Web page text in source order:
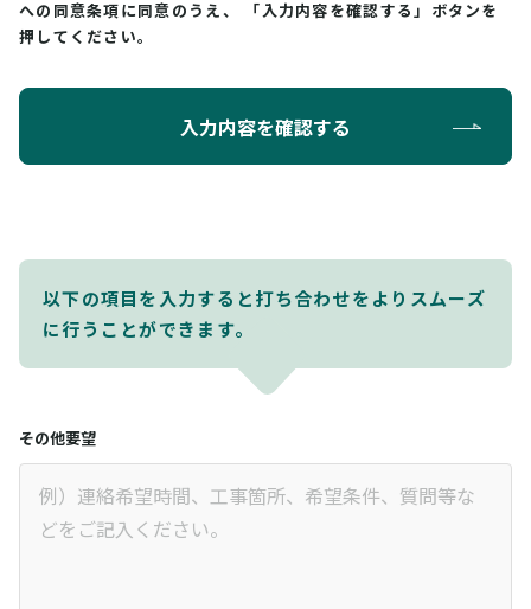
への同意条項に同意のうえ、
「入力内容を確認する」ボタンを
押してください。
入力内容を確認する
以下の項目を入力すると打ち合わせをよりスムーズ
に行うことができます。
その他要望